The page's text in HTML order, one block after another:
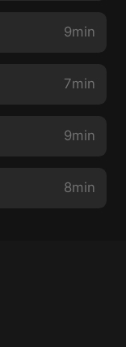
9min
7min
9min
8min